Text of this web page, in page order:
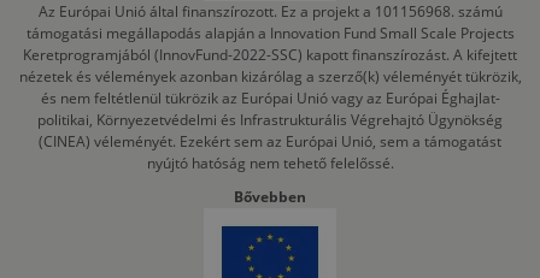
Az Európai Unió által finanszírozott. Ez a projekt a 101156968. számú
támogatási megállapodás alapján a Innovation Fund Small Scale Projects
Keretprogramjából (InnovFund-2022-SSC) kapott finanszírozást. A kifejtett
nézetek és vélemények azonban kizárólag a szerző(k) véleményét tükrözik,
és nem feltétlenül tükrözik az Európai Unió vagy az Európai Éghajlat-
politikai, Környezetvédelmi és Infrastrukturális Végrehajtó Ügynökség
(CINEA) véleményét. Ezekért sem az Európai Unió, sem a támogatást
nyújtó hatóság nem tehető felelőssé.
Bővebben